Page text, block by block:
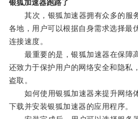
银狐加速器跑路了
其次，银狐加速器拥有众多的服
各地，用户可以根据自身需求选择最
连接速度。
最重要的是，银狐加速器在保障高
还致力于保护用户的网络安全和隐私
盗取。
如何使用银狐加速器来提升网络
下载并安装银狐加速器的应用程序。